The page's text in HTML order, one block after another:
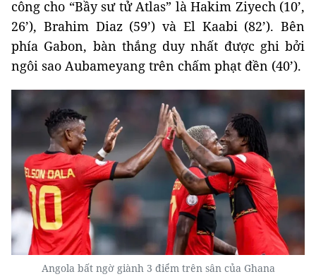
công cho “Bầy sư tử Atlas” là Hakim Ziyech (10’,
26’), Brahim Diaz (59’) và El Kaabi (82’). Bên
phía Gabon, bàn thắng duy nhất được ghi bởi
ngôi sao Aubameyang trên chấm phạt đền (40’).
Angola bất ngờ giành 3 điểm trên sân của Ghana